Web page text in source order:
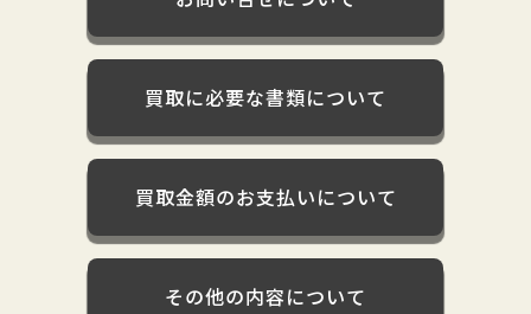
買取に必要な書類について
買取金額のお支払いについて
その他の内容について